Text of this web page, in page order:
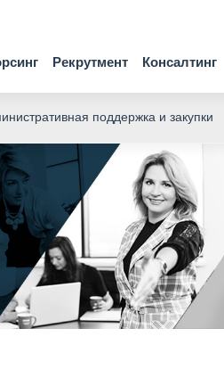
Рекрутмент Консалтинг
поддержка и закупки